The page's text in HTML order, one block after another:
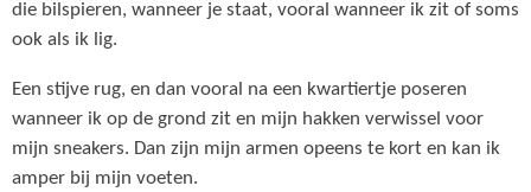
die bilspieren, wanneer je staat, vooral wanneer ik zit of soms
ook als ik lig.
Een stijve rug, en dan vooral na een kwartiertje poseren
wanneer ik op de grond zit en mijn hakken verwissel voor
mijn sneakers. Dan zijn mijn armen opeens te kort en kan ik
amper bij mijn voeten.